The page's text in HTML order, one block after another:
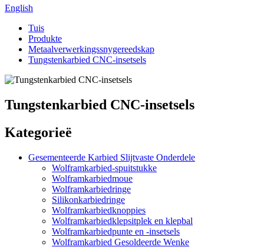
English
Tuis
Produkte
Metaalverwerkingssnygereedskap
Tungstenkarbied CNC-insetsels
Tungstenkarbied CNC-insetsels
Kategorieë
Gesementeerde Karbied Slijtvaste Onderdele
Wolframkarbied-spuitstukke
Wolframkarbiedmoue
Wolframkarbiedringe
Silikonkarbiedringe
Wolframkarbiedknoppies
Wolframkarbiedklepsitplek en klepbal
Wolframkarbiedpunte en -insetsels
Wolframkarbied Gesoldeerde Wenke